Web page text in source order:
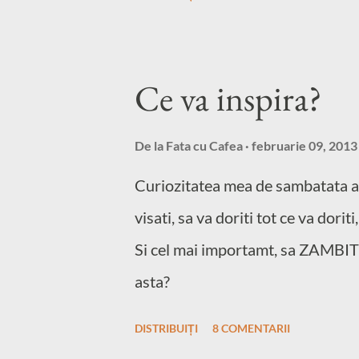
romaneasca, ne mandrim cu ea.
apare o piesa noua a vrunui
Ce va inspira?
De la Fata cu Cafea februarie 09, 2013
Curiozitatea mea de sambatata
visati, sa va doriti tot ce va
Si cel mai importamt, sa
asta?
DISTRIBUIȚI 8 COMENTARII